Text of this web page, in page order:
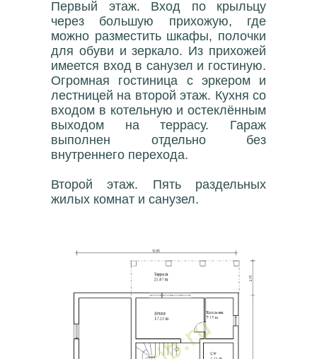
Первый этаж. Вход по крыльцу
через большую прихожую, где
можно разместить шкафы, полочки
для обуви и зеркало. Из прихожей
имеется вход в санузел и гостиную.
Огромная гостиница с эркером и
лестницей на второй этаж. Кухня со
входом в котельную и остеклённым
выходом на террасу. Гараж
выполнен отдельно без
внутреннего перехода.
Второй этаж. Пять раздельных
жилых комнат и санузел.